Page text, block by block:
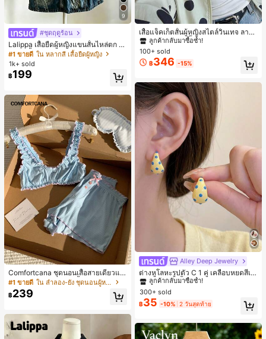
9
#ชุดฤดูร้อน
Lalippa เสื้อยืดผู้หญิงแขนสั้นไหล่ตก ค
อวีปกเสื้อ ลายพิมพ์ดิจิทัลลายทาง สไตล์
สปอร์ตแฟชั่นมินิมอล ของขวัญสำหรับเ
พื่อน
#1 ขายดี ใน หลากสี เสื้อยืดผู้หญิง
1k+ sold
฿199
Comfortcana ชุดนอนเสื้อสายเดี่ยวแต่
งระบายและกางเกงขาสั้นสำหรับผู้หญิง
#1 ขายดี ใน ลำลอง-ยัง ชุดนอนผู้หญิง
฿239
เสื้อแจ็คเก็ตสั้นผู้หญิงสไตล์วินเทจ ลายจุ
ดขนาดใหญ่ คอตั้ง เอวเข้ารูป แขนพอง
ทรงหลวม แฟชั่นอเนกประสงค์ สำหรับใ
ส่ประจำวันและไปเที่ยวพักผ่อน
#1 ขายดี
ใน กระเป๋า เสื้อคลุมลำลอง
ลูกค้ากลับมาซื้อซ้ำ!
#1 ขายดี ใน กระเป๋า เสื้อคลุมลำลอง
ลูกค้ากลับมาซื้อซ้ำ!
#1 ขายดี ใน กระเป๋า เสื้อคลุมลำลอง
ลูกค้ากลับมาซื้อซ้ำ!
#1 ขายดี ใน กระเป๋า เสื้อคลุมลำลอง
100+ sold
฿346 -15%
Alley Deep Jewelry
ต่างหูโลหะรูปตัว C 1 คู่ เคลือบหยดสีเห
ลือง ลายจุดสีน้ำเงิน สไตล์ยุโรปและอเม
ริกัน แฟชั่นส่วนตัว หวานและสง่างาม
สำหรับผู้หญิงและเด็กหญิง สำหรับการเ
ดินทาง งานแต่งงาน ปาร์ตี้ วันเกิด ของ
#1 ขายดี ใน โบโฮ ต่างหูผู้หญิง
ลูกค้ากลับมาซื้อซ้ำ!
เกือบหมดแล้ว!
#1 ขายดี ใน โบโฮ ต่างหูผู้หญิง
ลูกค้ากลับมาซื้อซ้ำ!
เกือบหมดแล้ว!
#1 ขายดี ใน โบโฮ ต่างหูผู้หญิง
ลูกค้ากลับมาซื้อซ้ำ!
เกือบหมดแล้ว!
#1 ขายดี ใน โบโฮ ต่างหูผู้หญิง
เกือบหมดแล้ว!
300+ sold
฿35 -10% 2 วันสุดท้าย